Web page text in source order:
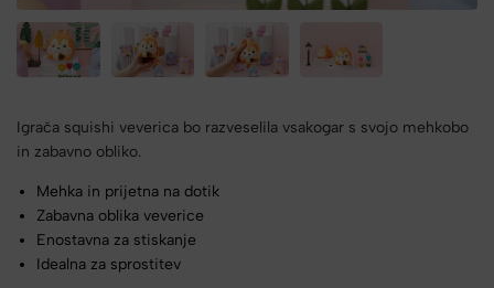
Igrača squishi veverica bo razveselila vsakogar s svojo mehkobo
in zabavno obliko.
Mehka in prijetna na dotik
Zabavna oblika veverice
Enostavna za stiskanje
Idealna za sprostitev